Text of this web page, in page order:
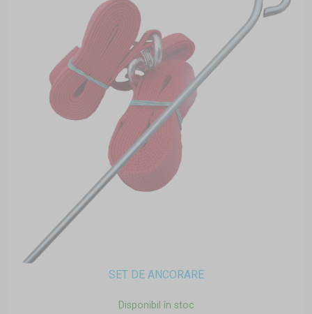
SET DE ANCORARE
Disponibil în stoc